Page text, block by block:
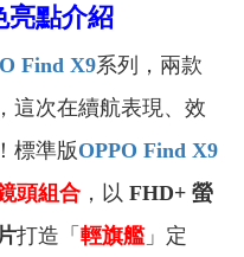
亮點介紹
Find X9系列，兩款
這次在續航表現、效
標準版OPPO Find X9
頭組合 ，以 FHD+ 螢
打造「 輕旗艦」定